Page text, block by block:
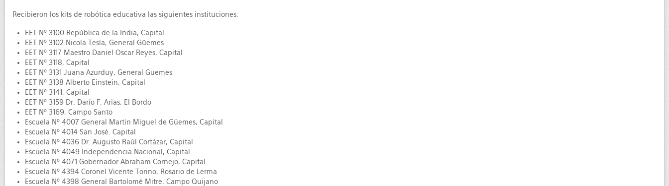
Recibieron los kits de robótica educativa las siguientes instituciones:
EET Nº 3100 República de la India, Capital
EET Nº 3102 Nicola Tesla, General Güemes
EET Nº 3117 Maestro Daniel Oscar Reyes, Capital
EET Nº 3118, Capital
EET Nº 3131 Juana Azurduy, General Güemes
EET Nº 3138 Alberto Einstein, Capital
EET Nº 3141, Capital
EET Nº 3159 Dr. Darío F. Arias, El Bordo
EET Nº 3169, Campo Santo
Escuela Nº 4007 General Martin Miguel de Güemes, Capital
Escuela Nº 4014 San José. Capital
Escuela Nº 4036 Dr. Augusto Raúl Cortázar, Capital
Escuela Nº 4049 Independencia Nacional, Capital
Escuela Nº 4071 Gobernador Abraham Cornejo, Capital
Escuela Nº 4394 Coronel Vicente Torino, Rosario de Lerma
Escuela Nº 4398 General Bartolomé Mitre, Campo Quijano